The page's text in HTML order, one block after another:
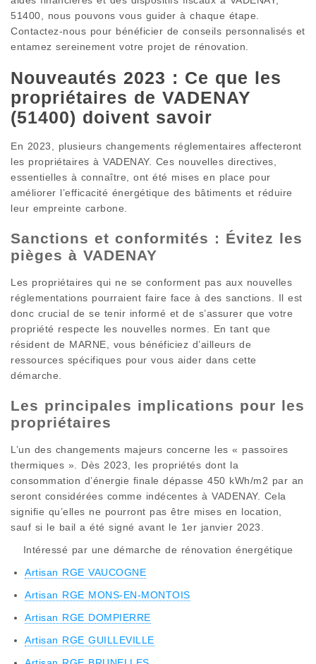
51400, nous pouvons vous guider à chaque étape.
Contactez-nous pour bénéficier de conseils personnalisés et
entamez sereinement votre projet de rénovation.
Nouveautés 2023 : Ce que les
propriétaires de VADENAY
(51400) doivent savoir
En 2023, plusieurs changements réglementaires affecteront
les propriétaires à VADENAY. Ces nouvelles directives,
essentielles à connaître, ont été mises en place pour
améliorer l’efficacité énergétique des bâtiments et réduire
leur empreinte carbone.
Sanctions et conformités : Évitez les
pièges à VADENAY
Les propriétaires qui ne se conforment pas aux nouvelles
réglementations pourraient faire face à des sanctions. Il est
donc crucial de se tenir informé et de s’assurer que votre
propriété respecte les nouvelles normes. En tant que
résident de MARNE, vous bénéficiez d’ailleurs de
ressources spécifiques pour vous aider dans cette
démarche.
Les principales implications pour les
propriétaires
L’un des changements majeurs concerne les « passoires
thermiques ». Dès 2023, les propriétés dont la
consommation d’énergie finale dépasse 450 kWh/m2 par an
seront considérées comme indécentes à VADENAY. Cela
signifie qu’elles ne pourront pas être mises en location,
sauf si le bail a été signé avant le 1er janvier 2023.
Intéressé par une démarche de rénovation énergétique
Artisan RGE VAUCOGNE
Artisan RGE MONS-EN-MONTOIS
Artisan RGE DOMPIERRE
Artisan RGE GUILLEVILLE